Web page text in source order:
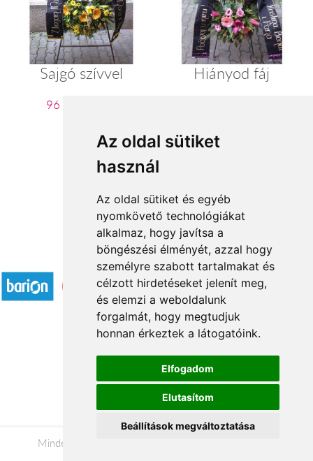
Az oldal sütiket
használ
Az oldal sütiket és egyéb
nyomkövető technológiákat
alkalmaz, hogy javítsa a
böngészési élményét, azzal hogy
személyre szabott tartalmakat és
célzott hirdetéseket jelenít meg,
és elemzi a weboldalunk
forgalmát, hogy megtudjuk
honnan érkeztek a látogatóink.
Elfogadom
Elutasítom
Beállítások megváltoztatása
Sajgó szívvel
96 000 Ft-tól
Hiányod fáj
1 2
Elfogadott fizetési módok
Á.SZ.F.
Impresszum
Adatkezelési tájékoztató
Minden jog fenntartva © 2026 |